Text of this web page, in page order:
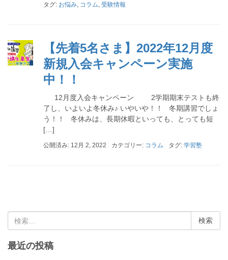
タグ: お悩み コラム 受験情報
【先着5名さま】2022年12月度
新規入会キャンペーン実施
中！！
12月度入会キャンペーン 2学期期末テストも終
了し、いよいよ冬休み♪ いやいや！！ 冬期講習でしょ
う！！ 冬休みは、長期休暇といっても、とっても短
[…]
公開済み: 12月 2, 2022 カテゴリー: コラム タグ: 学習塾
最近の投稿